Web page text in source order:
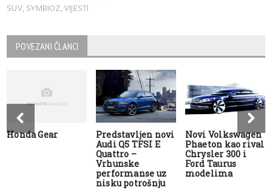
SUV, SYMBIOZ VIJESTI
POVEZANI ČLANCI
Honda Gear
Predstavljen novi
Audi Q5 TFSI E
Quattro –
Vrhunske
performanse uz
nisku potrošnju
Novi Volkswagen
Phaeton kao rival
Chrysler 300 i
Ford Taurus
modelima